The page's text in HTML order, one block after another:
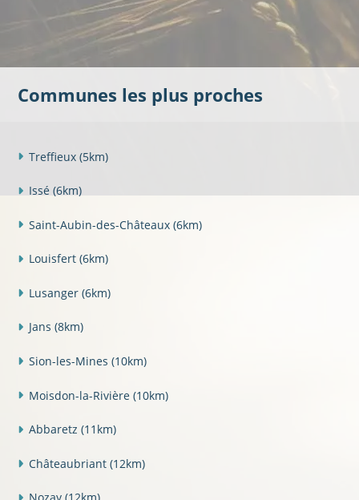
Communes les plus proches
Treffieux (5km)
Issé (6km)
Saint-Aubin-des-Châteaux (6km)
Louisfert (6km)
Lusanger (6km)
Jans (8km)
Sion-les-Mines (10km)
Moisdon-la-Rivière (10km)
Abbaretz (11km)
Châteaubriant (12km)